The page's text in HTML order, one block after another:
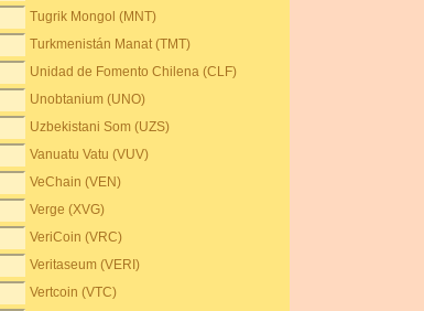
Tugrik Mongol (MNT)
Turkmenistán Manat (TMT)
Unidad de Fomento Chilena (CLF)
Unobtanium (UNO)
Uzbekistani Som (UZS)
Vanuatu Vatu (VUV)
VeChain (VEN)
Verge (XVG)
VeriCoin (VRC)
Veritaseum (VERI)
Vertcoin (VTC)